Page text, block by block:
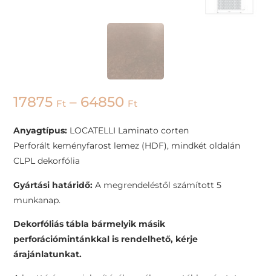
17875 Ft – 64850 Ft
Anyagtípus: LOCATELLI Laminato corten
Perforált keményfarost lemez (HDF), mindkét oldalán
CLPL dekorfólia
Gyártási határidő: A megrendeléstől számított 5
munkanap.
Dekorfóliás tábla bármelyik másik
perforációmintánkkal is rendelhető, kérje
árajánlatunkat.